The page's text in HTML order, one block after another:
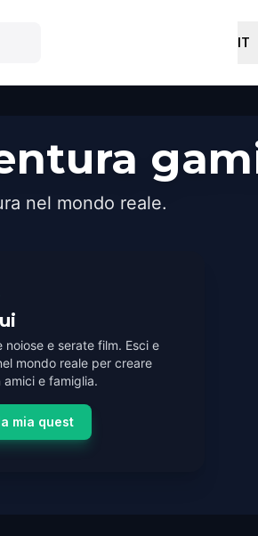
IT
nel mondo reale.
noiose e serate film. Esci e
mondo reale per creare
amici e famiglia.
mia quest